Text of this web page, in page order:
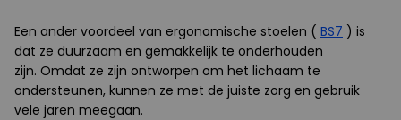
Een ander voordeel van ergonomische stoelen ( BS7 ) is
dat ze duurzaam en gemakkelijk te onderhouden
zijn. Omdat ze zijn ontworpen om het lichaam te
ondersteunen, kunnen ze met de juiste zorg en gebruik
vele jaren meegaan.